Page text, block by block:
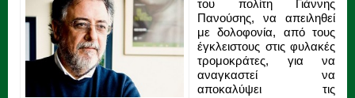
του πολίτη Γιάννης
Πανούσης, να απειληθεί
με δολοφονία, από τους
έγκλειστους στις φυλακές
τρομοκράτες, για να
αναγκαστεί να
αποκαλύψει τις